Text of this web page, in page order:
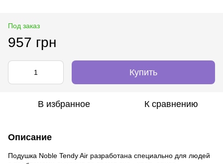
Под заказ
957 грн
Купить
В избранное К сравнению
Описание
Подушка Noble Tendy Air разработана специально для людей